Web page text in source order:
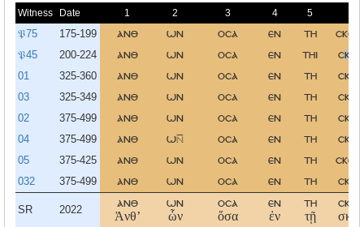
Witness Date 1 2 3 4 5
𝔓75 175-199 ανθ ων οσα εν τη
𝔓45 200-224 ανθ ων οσα εν τηι σκ
01 325-360 ανθ ων οσα εν τη
03 325-349 ανθ ων οσα εν τη
02 375-499 ανθ ων οσα εν τη
04 375-499 ανθ ω οσα εν τη
05 375-425 ανθ ων οσα εν τη
032 375-499 ανθ ων οσα εν τη
SR 2022
ανθ
Ἀνθʼ
ων
ὧν
οσα
ὅσα
εν
ἐν
τη
τῇ